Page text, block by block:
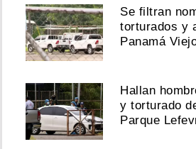
Se filtran
torturados y
Panamá
Hallan
y torturado
Parque